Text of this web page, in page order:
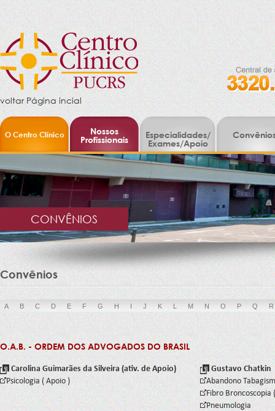
voltar Página incial
O Centro Clínico
Nossos
Profissionais
Especialidades/
Exames/Apoio
CONVÊNIOS
Convênios
A B C D E F G H I J K L M N O P Q R
O.A.B. - ORDEM DOS ADVOGADOS DO BRASIL
Carolina Guimarães da Silveira (ativ. de Apoio)
Psicologia ( Apoio )
Gustavo Chatkin
Abandono
Fibro Broncoscopia
Pneumologia